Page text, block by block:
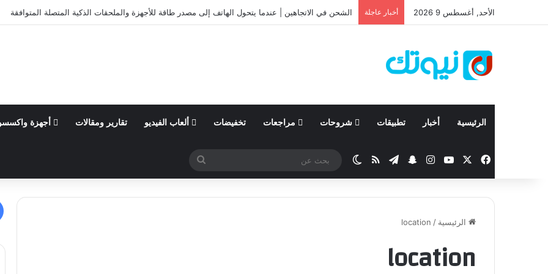
الأحد, أغسطس 9 2026 أخبار عاجلة الشحن في الاتجاهين | عندما يتحول الهاتف إلى مصدر طاقة للأجهزة والملحقات الذكية المتصلة المتوافقة
الرئيسية أخبار تطبيقات شروحات مراجعات تخفيضات ألعاب الفيديو تقارير ومقالات أجهزة
فيسبوك ‫YouTubeانستقرامسناب تشات
تيلقرامملخص الموقع RSS
الوضع المظلم
عن
الرئيسية /
location
location